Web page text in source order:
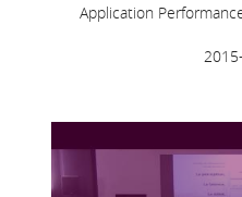
Application